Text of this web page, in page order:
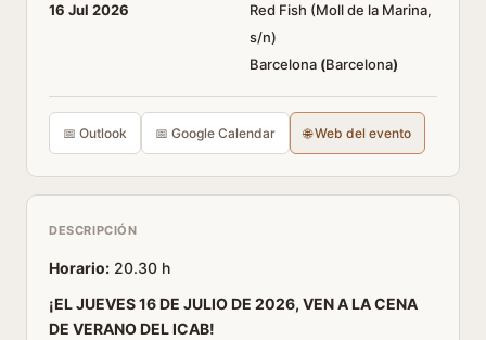
16 Jul 2026
Red Fish (Moll de la Marina,
s/n)
Barcelona (Barcelona)
📅 Outlook 📅 Google Calendar 🌐 Web del evento
DESCRIPCIÓN
Horario: 20.30 h
¡EL JUEVES 16 DE JULIO DE 2026, VEN A LA CENA
DE VERANO DEL ICAB!